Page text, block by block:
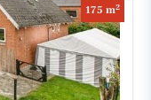
175 m2